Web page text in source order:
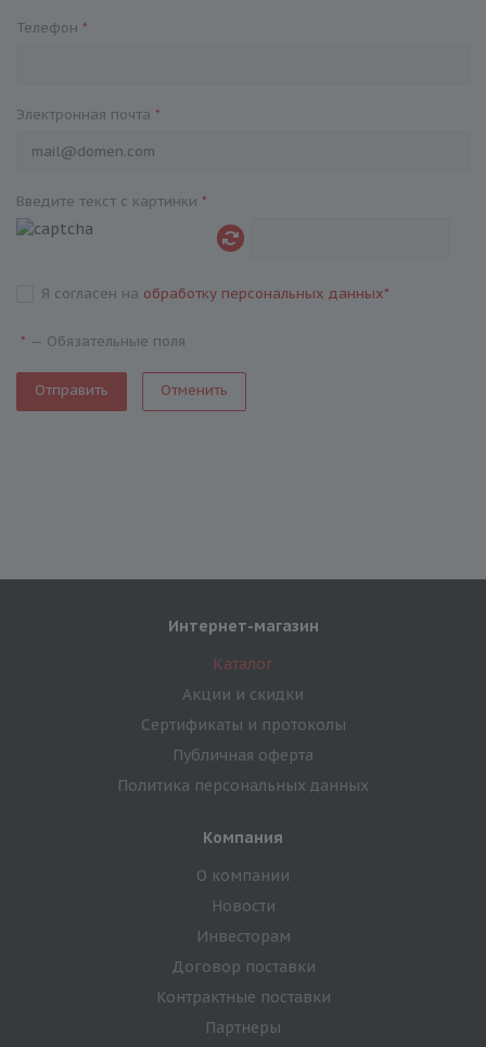
Телефон *
Электронная почта *
Введите текст с картинки *
Я согласен на обработку персональных данных*
* — Обязательные поля
Отменить
Интернет-магазин
Каталог
Акции и скидки
Сертификаты и протоколы
Публичная оферта
Политика персональных данных
Компания
О компании
Новости
Инвесторам
Договор поставки
Контрактные поставки
Партнеры